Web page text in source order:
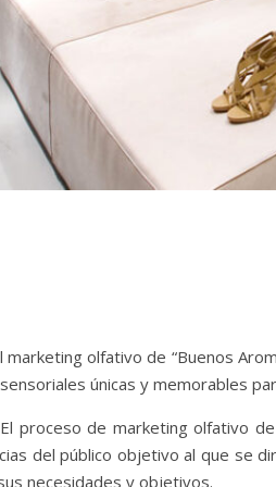
l marketing olfativo de “Buenos
sensoriales únicas y memorables
El proceso de marketing olfativo
del público objetivo al que se
necesidades y objetivos.